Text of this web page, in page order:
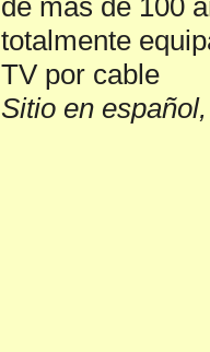
de más de 100
totalmente
TV por cable
Sitio en